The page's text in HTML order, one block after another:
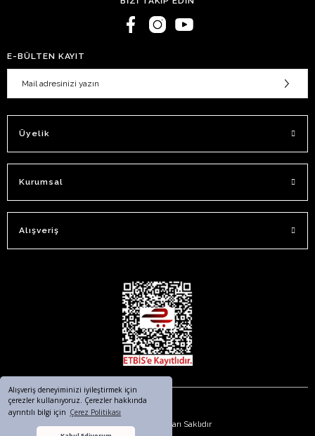
Alışveriş deneyiminizi iyileştirmek için
çerezler kullanıyoruz. Çerezler hakkında
ayrıntılı bilgi için Çerez Politikası
E-BÜLTEN KAYIT
Üyelik
Kurumsal
Alışveriş
© 2023. Tüm Hakları Saklıdır